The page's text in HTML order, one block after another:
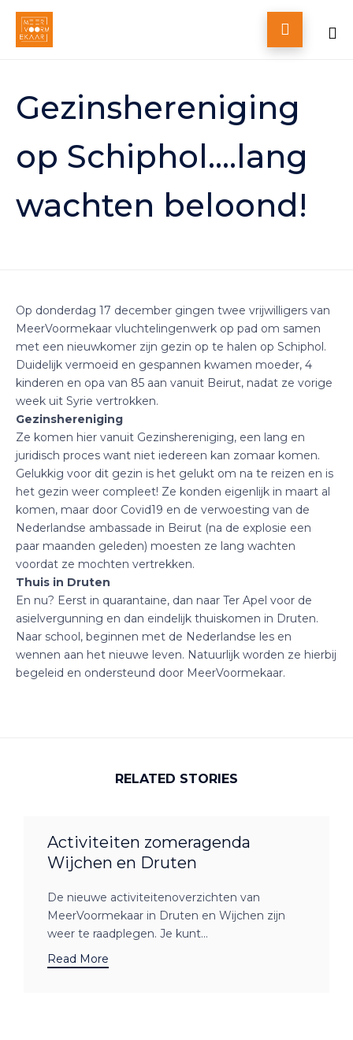

content
Gezinshereniging
op Schiphol….lang
wachten beloond!
Op donderdag 17 december gingen twee vrijwilligers van
MeerVoormekaar vluchtelingenwerk op pad om samen
met een nieuwkomer zijn gezin op te halen op Schiphol.
Duidelijk vermoeid en gespannen kwamen moeder, 4
kinderen en opa van 85 aan vanuit Beirut, nadat ze vorige
week uit Syrie vertrokken.
Gezinshereniging
Ze komen hier vanuit Gezinshereniging, een lang en
juridisch proces want niet iedereen kan zomaar komen.
Gelukkig voor dit gezin is het gelukt om na te reizen en is
het gezin weer compleet! Ze konden eigenlijk in maart al
komen, maar door Covid19 en de verwoesting van de
Nederlandse ambassade in Beirut (na de explosie een
paar maanden geleden) moesten ze lang wachten
voordat ze mochten vertrekken.
Thuis in Druten
En nu? Eerst in quarantaine, dan naar Ter Apel voor de
asielvergunning en dan eindelijk thuiskomen in Druten.
Naar school, beginnen met de Nederlandse les en
wennen aan het nieuwe leven. Natuurlijk worden ze hierbij
begeleid en ondersteund door MeerVoormekaar.
RELATED STORIES
Activiteiten zomeragenda
Wijchen en Druten
De nieuwe activiteitenoverzichten van
MeerVoormekaar in Druten en Wijchen zijn
weer te raadplegen. Je kunt...
Read More